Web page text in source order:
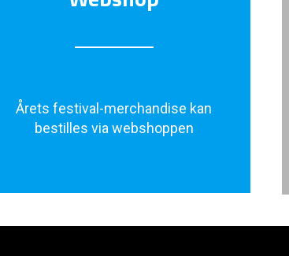
Årets festival-merchandise kan
bestilles via webshoppen